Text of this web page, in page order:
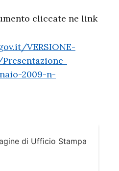
cliccate ne link
VERSIONE-
2009-n-